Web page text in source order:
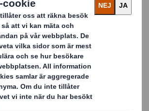
är framtagen av
Toluna i oktober 2024. Resultaten har
2 000 konsumenter i Danmark,
Finland.
här.